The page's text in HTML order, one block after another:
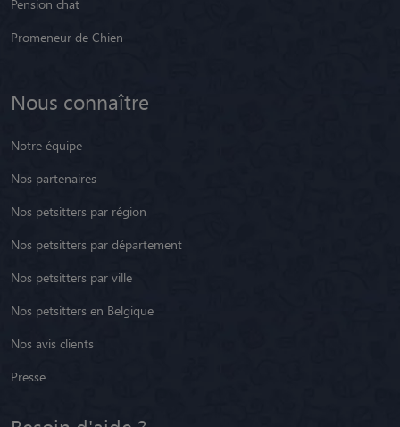
Pension chat
Promeneur de Chien
Nous connaître
Notre équipe
Nos partenaires
Nos petsitters par région
Nos petsitters par département
Nos petsitters par ville
Nos petsitters en Belgique
Nos avis clients
Presse